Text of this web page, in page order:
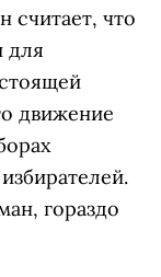
считает, что
для
движение
гораздо